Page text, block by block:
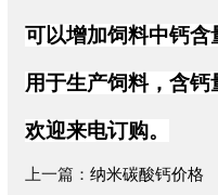
可以增加饲料中钙含
用于生产饲料，含钙
欢迎来电订购。
上一篇：纳米碳酸钙价格